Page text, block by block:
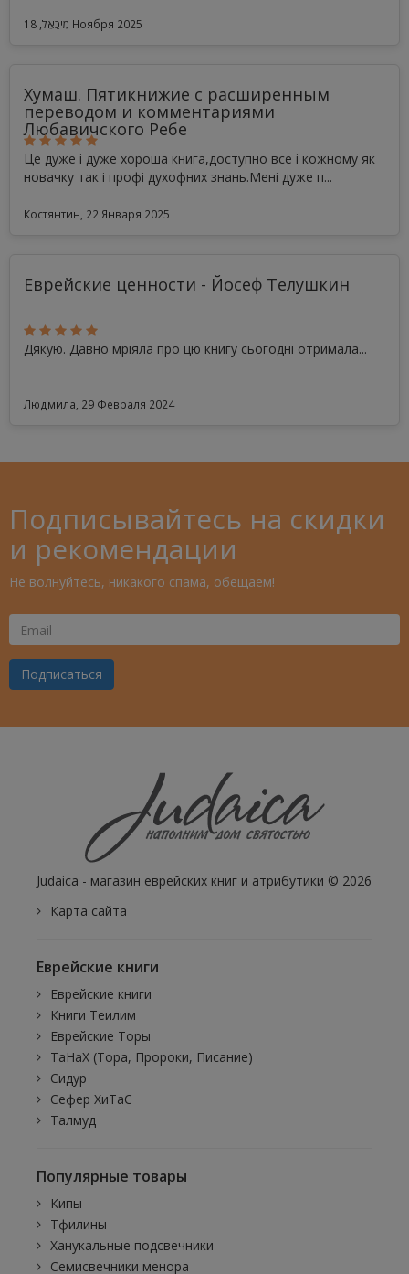
מִיכָאֵל, 18 Ноября 2025
Хумаш. Пятикнижие с расширенным
переводом и комментариями
Любавичского Ребе
Це дуже і дуже хороша книга,доступно все і кожному як
новачку так і профі духофних знань.Мені дуже п...
Костянтин, 22 Января 2025
Еврейские ценности - Йосеф Телушкин
Дякую. Давно мріяла про цю книгу сьогодні отримала...
Людмила, 29 Февраля 2024
Подписывайтесь на скидки
и рекомендации
Не волнуйтесь, никакого спама, обещаем!
Ваш
Email
Подписаться
Judaica - магазин еврейских книг и атрибутики © 2026
Карта сайта
Еврейские книги
Еврейские книги
Книги Теилим
Еврейские Торы
ТаНаХ (Тора, Пророки, Писание)
Сидур
Сефер ХиТаС
Талмуд
Популярные товары
Кипы
Тфилины
Ханукальные подсвечники
Семисвечники менора